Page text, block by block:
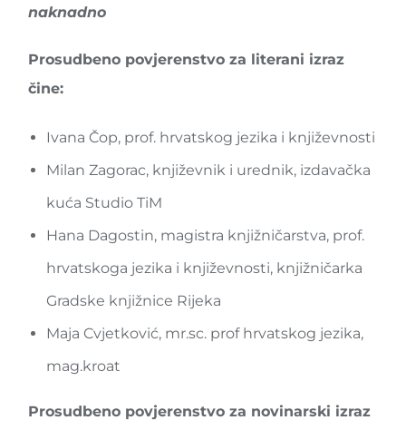
naknadno
Prosudbeno povjerenstvo za literani izraz
čine:
Ivana Čop, prof. hrvatskog jezika i književnosti
Milan Zagorac, književnik i urednik, izdavačka
kuća Studio TiM
Hana Dagostin, magistra knjižničarstva, prof.
hrvatskoga jezika i književnosti, knjižničarka
Gradske knjižnice Rijeka
Maja Cvjetković, mr.sc. prof hrvatskog jezika,
mag.kroat
Prosudbeno povjerenstvo za novinarski izraz